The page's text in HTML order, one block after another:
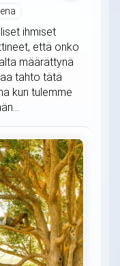
ihmiset
että onko
määrättynä
tahto tätä
kun tulemme